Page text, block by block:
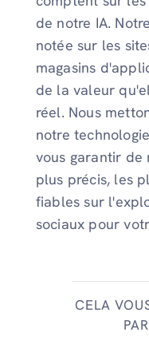
de notre IA.
notée sur les
magasins
de la valeur
réel. Nous
notre
vous garantir de
plus précis, les
fiables sur
sociaux pour
CELA